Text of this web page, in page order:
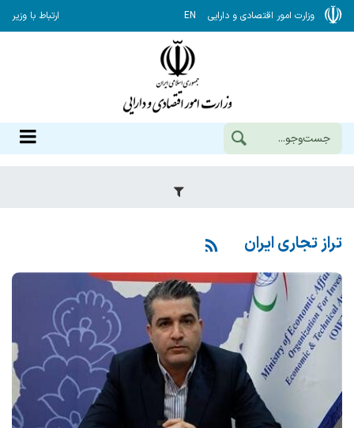
وزارت امور اقتصادی و دارایی EN ارتباط با وزیر
تراز تجاری ایران